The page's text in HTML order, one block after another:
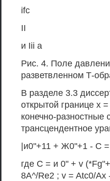
ifc
II
и Iii а
Рис. 4. Поле
разветвленном Т-
В разделе 3.3
открытой границе х
конечно-
трансцендентное
|и0"+11 + Ж0"+1 - С
где С = и 0" + v
8A^/Re2 ; v = Atc0/Ax